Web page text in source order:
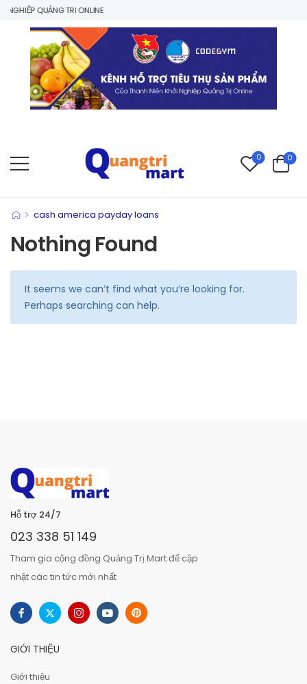
QUẢNG TRỊ ONLINE
0 0
> cash america payday loans
Nothing Found
It seems we can’t find what you’re looking for.
Perhaps searching can help.
Hỗ trợ 24/7
023 338 51 149
Tham gia cộng đồng Quảng Trị Mart để cập
nhật các tin tức mới nhất
GIỚI THIỆU
Giới thiệu